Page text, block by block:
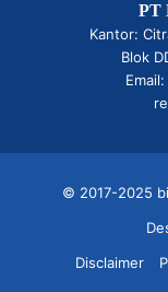
PT
Kantor:
Blok
© 2017-2025
Disclaimer